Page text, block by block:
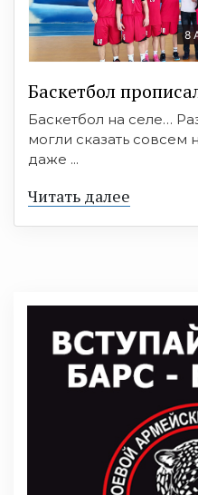
8
Баскетбол
Баскетбол на селе…
могли сказать совсем
даже ...
Читать далее